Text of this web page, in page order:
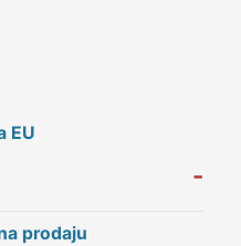
EU
-
prodaju